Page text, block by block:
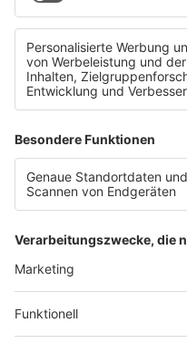
Polizei sucht diesen